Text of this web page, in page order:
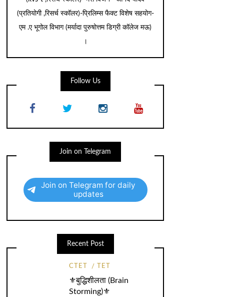
(प्रतियोगी ,रिसर्च स्कॉलर)-प्रिलिम्स फैक्ट विशेष सहयोग-
एम .ए भूगोल विभाग (मर्यादा पुरुषोत्तम डिग्री कॉलेज मऊ)
।
Follow Us
Join on Telegram
Join on Telegram for daily
updates
Recent Post
CTET TET
⚜️बुद्धिशीलता (Brain
Storming)⚜️